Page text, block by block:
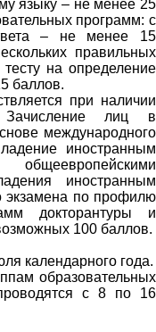
языку – не менее 25
программ: с
– не менее 15
правильных
на определение
баллов.
при наличии
Зачисление лиц в
международного
иностранным
иностранным
экзамена по профилю
докторантуры и
100 баллов.
календарного года.
образовательных
с 8 по 16